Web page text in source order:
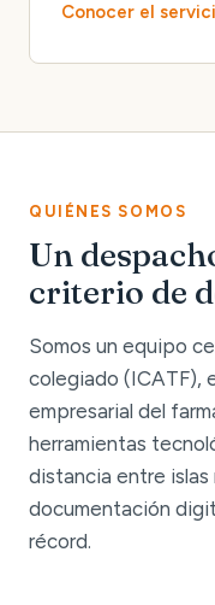
Conocer el
QUIÉNES SOMOS
Un
criterio de
Somos un equipo
colegiado (ICATF),
empresarial del
herramientas
distancia entre islas
documentación
récord.